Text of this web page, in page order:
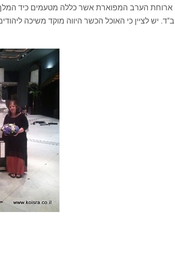
ארוחת הערב המפוארת אשר כללה מטעמים כיד
לציין כי האוכל הכשר היווה מוקד משיכה